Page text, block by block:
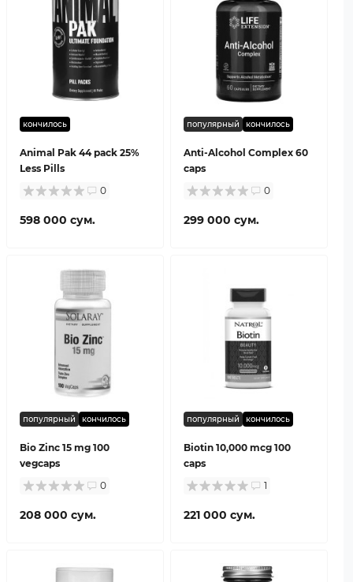
кончилось
Animal Pak 44 pack 25%
Less Pills
0
598 000 сум.
популярный кончилось
Anti-Alcohol Complex 60
caps
0
299 000 сум.
популярный кончилось
Bio Zinc 15 mg 100
vegcaps
0
208 000 сум.
популярный кончилось
Biotin 10,000 mcg 100
caps
1
221 000 сум.